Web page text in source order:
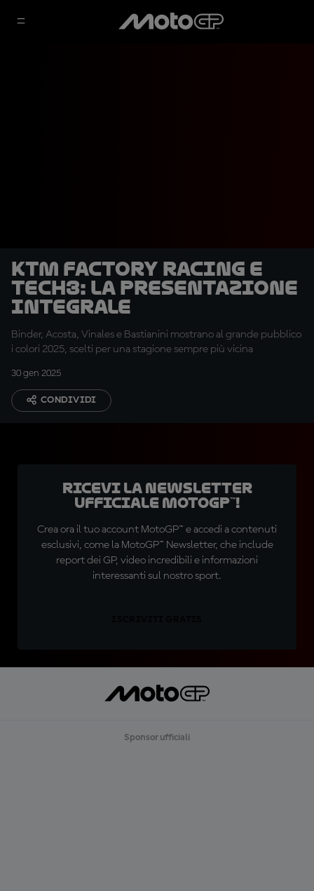
KTM Factory Racing e
Tech3: la presentazione
integrale
Binder, Acosta, Vinales e Bastianini mostrano al grande pubblico
i colori 2025, scelti per una stagione sempre più vicina
30 gen 2025
CONDIVIDI
Ricevi la newsletter
ufficiale MotoGP™!
Crea ora il tuo account MotoGP™ e accedi a contenuti
esclusivi, come la MotoGP™ Newsletter, che include
report dei GP, video incredibili e informazioni
interessanti sul nostro sport.
Sponsor ufficiali